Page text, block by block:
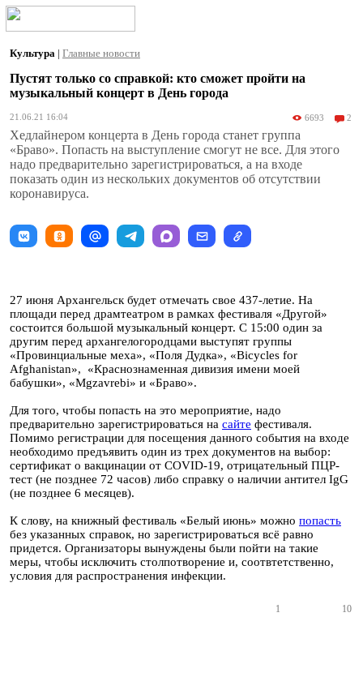
Культура | Главные новости
Пустят только со справкой: кто сможет пройти на
музыкальный концерт в День города
21.06.21 16:04 6693 2
Хедлайнером концерта в День города станет группа
«Браво». Попасть на выступление смогут не все. Для этого
надо предварительно зарегистрироваться, а на входе
показать один из нескольких документов об отсутствии
коронавируса.
27 июня Архангельск будет отмечать свое 437-летие. На
площади перед драмтеатром в рамках фестиваля «Другой»
состоится большой музыкальный концерт. С 15:00 один за
другим перед архангелогородцами выступят группы
«Провинциальные меха», «Поля Дудка», «Bicycles for
Afghanistan», «Краснознаменная дивизия имени моей
бабушки», «Mgzavrebi» и «Браво».
Для того, чтобы попасть на это мероприятие, надо
предварительно зарегистрироваться на сайте фестиваля.
Помимо регистрации для посещения данного события на входе
необходимо предъявить один из трех документов на выбор:
сертификат о вакцинации от COVID-19, отрицательный ПЦР-
тест (не позднее 72 часов) либо справку о наличии антител IgG
(не позднее 6 месяцев).
К слову, на книжный фестиваль «Белый июнь» можно попасть
без указанных справок, но зарегистрироваться всё равно
придется. Организаторы вынуждены были пойти на такие
меры, чтобы исключить столпотворение и, соотвтетственно,
условия для распространения инфекции.
1 10